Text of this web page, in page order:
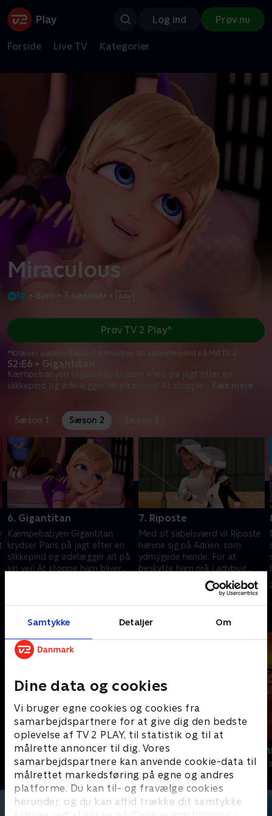
Samtykke Detaljer Om
Dine data og cookies
Vi bruger egne cookies og cookies fra
samarbejdspartnere for at give dig den bedste
oplevelse af TV 2 PLAY, til statistik og til at
målrette annoncer til dig. Vores
samarbejdspartnere kan anvende cookie-data til
målrettet markedsføring på egne og andres
platforme. Du kan til- og fravælge cookies
herunder, og du kan altid trække dit samtykke
Log ind Prøv nu
Forside Live TV Kategorier
Miraculous
• Børn • 3 sæsoner •
S2:E6 • Gigantitan
Kæmpebabyen Gigantitan krydser Paris på jagt efter en
slikkepind og ødelægger alt på sin vej! At stoppe
Læs mere
Prøv TV 2 Play*
*Kræver pakken Basis. Administrer dit abonnement på Mit TV 2.
Sæson 1 Sæson 2
6. Gigantitan
Kæmpebabyen Gigantitan
krydser Paris på jagt efter en
slikkepind og ødelægger alt på
sin vej! At stoppe ham bliver
7. Riposte
Med sit sabelsværd vil Riposte
hævne sig på Adrien, som
ydmygede hende. For at
beskytte ham må Ladybug
krydse klinger med skurken!
21. december 2024 • 21 min
Totally Spies
Børneserier • 2 sæsoner
Zorro the
Børneserier • 1